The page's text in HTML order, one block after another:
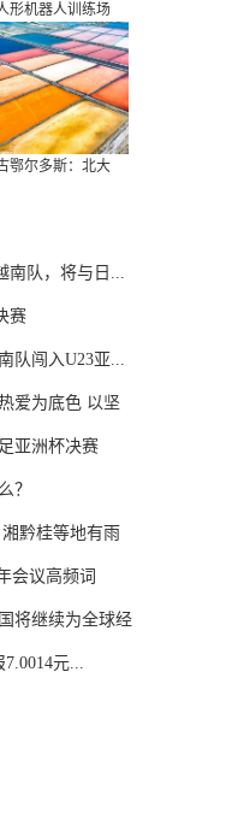
形机器人训练场
鄂尔多斯：北大
南队，将与日...
赛
队闯入U23亚...
爱为底色 以坚
亚洲杯决赛
？
黔桂等地有雨
会议高频词
将继续为全球经
元...